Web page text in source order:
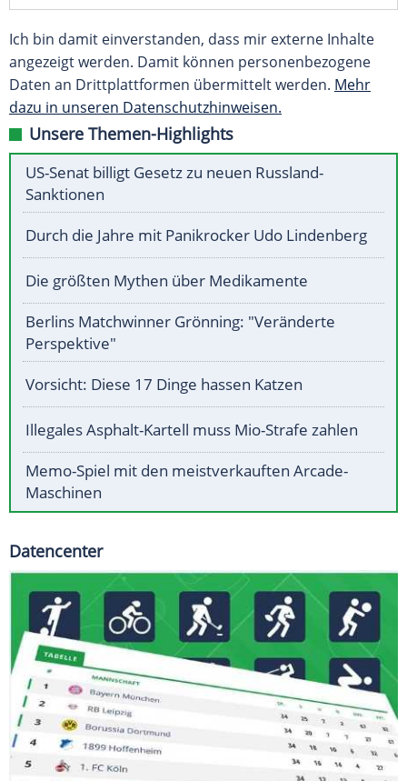
Ich bin damit einverstanden, dass mir externe Inhalte
angezeigt werden. Damit können personenbezogene
Daten an Drittplattformen übermittelt werden. Mehr
dazu in unseren Datenschutzhinweisen.
Unsere Themen-Highlights
US-Senat billigt Gesetz zu neuen Russland-
Sanktionen
Durch die Jahre mit Panikrocker Udo Lindenberg
Die größten Mythen über Medikamente
Berlins Matchwinner Grönning: "Veränderte
Perspektive"
Vorsicht: Diese 17 Dinge hassen Katzen
Illegales Asphalt-Kartell muss Mio-Strafe zahlen
Memo-Spiel mit den meistverkauften Arcade-
Maschinen
Datencenter